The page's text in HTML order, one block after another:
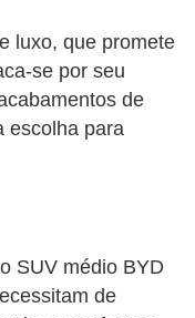
luxo, que promete
se por seu
de
escolha para
SUV médio BYD
de